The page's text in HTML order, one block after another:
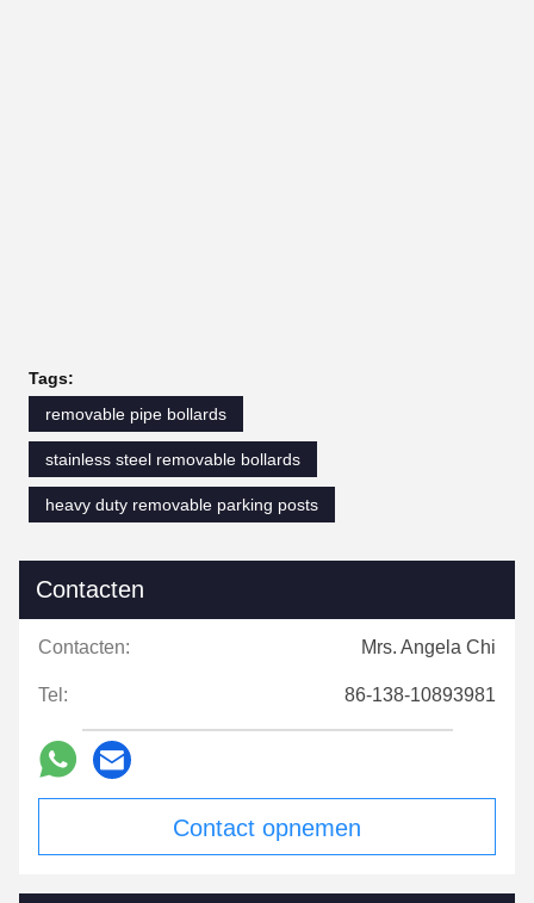
Tags:
removable pipe bollards
stainless steel removable bollards
heavy duty removable parking posts
Contacten
Contacten: Mrs. Angela Chi
Tel: 86-138-10893981
Contact opnemen